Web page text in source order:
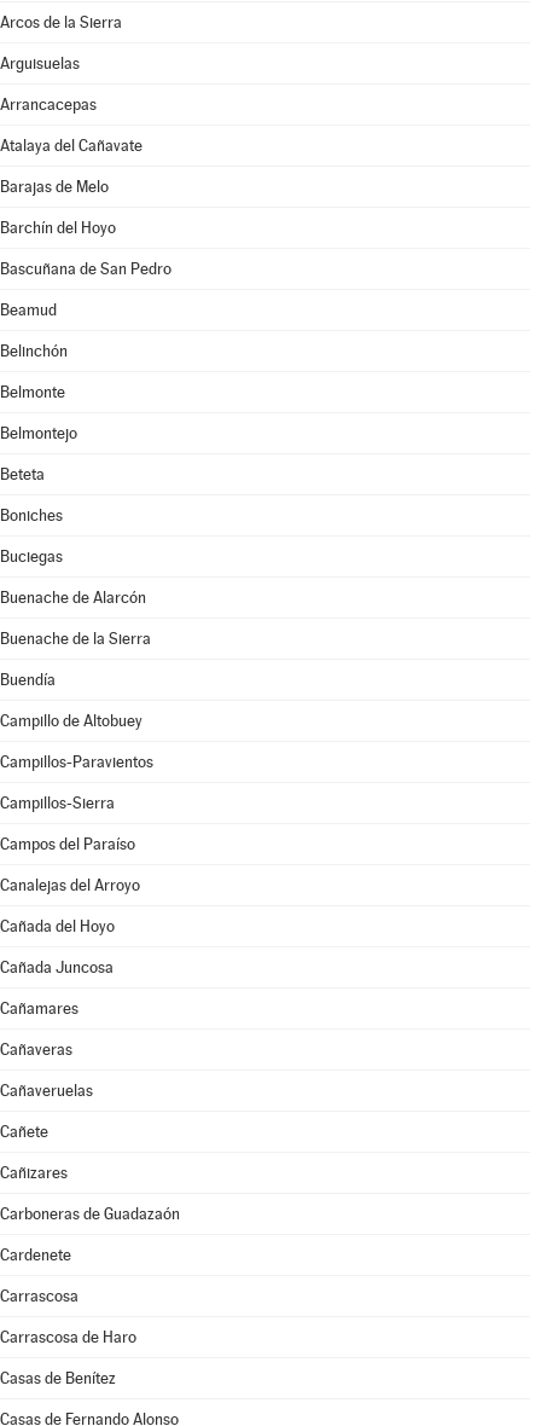
Arcos de la Sierra
Arguisuelas
Arrancacepas
Atalaya del Cañavate
Barajas de Melo
Barchín del Hoyo
Bascuñana de San Pedro
Beamud
Belinchón
Belmonte
Belmontejo
Beteta
Boniches
Buciegas
Buenache de Alarcón
Buenache de la Sierra
Buendía
Campillo de Altobuey
Campillos-Paravientos
Campillos-Sierra
Campos del Paraíso
Canalejas del Arroyo
Cañada del Hoyo
Cañada Juncosa
Cañamares
Cañaveras
Cañaveruelas
Cañete
Cañizares
Carboneras de Guadazaón
Cardenete
Carrascosa
Carrascosa de Haro
Casas de Benítez
Casas de Fernando Alonso